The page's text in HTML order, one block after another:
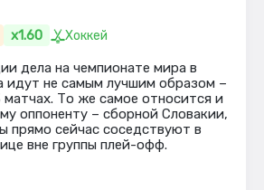
x1.60 Хоккей
дела на чемпионате мира в
идут не самым лучшим образом –
матчах. То же самое относится и
оппоненту – сборной Словакии,
прямо сейчас соседствуют в
вне группы плей-офф.